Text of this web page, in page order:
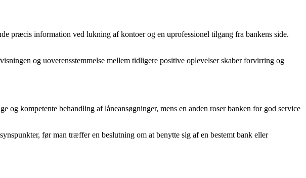
præcis information ved lukning af kontoer og en uprofessionel tilgang fra bankens side.
og uoverensstemmelse mellem tidligere positive oplevelser skaber forvirring og
og kompetente behandling af låneansøgninger, mens en anden roser banken for god service
før man træffer en beslutning om at benytte sig af en bestemt bank eller